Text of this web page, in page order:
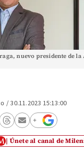
nuevo presidente de la
/30.11.2023 15:13:00
Únete al canal de